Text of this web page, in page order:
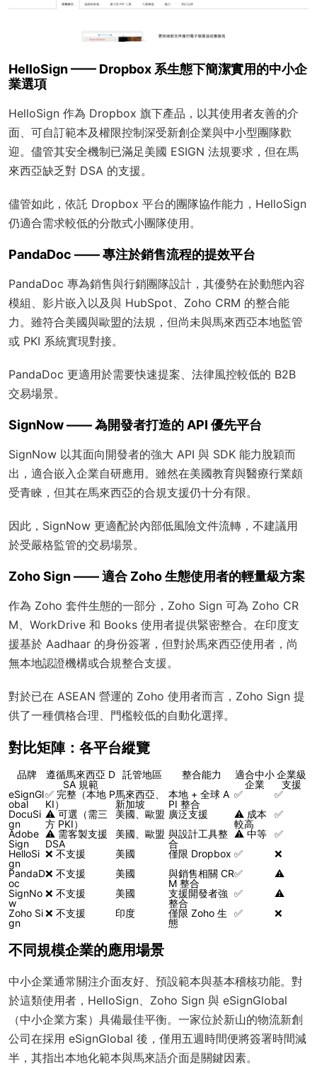
HelloSign —— Dropbox 系生態下簡潔實用的中小企
業選項
HelloSign 作為 Dropbox 旗下產品，以其使用者友善的介
面、可自訂範本及權限控制深受新創企業與中小型團隊歡
迎。儘管其安全機制已滿足美國 ESIGN 法規要求，但在馬
來西亞缺乏對 DSA 的支援。
儘管如此，依託 Dropbox 平台的團隊協作能力，HelloSign
仍適合需求較低的分散式小團隊使用。
PandaDoc —— 專注於銷售流程的提效平台
PandaDoc 專為銷售與行銷團隊設計，其優勢在於動態內容
模組、影片嵌入以及與 HubSpot、Zoho CRM 的整合能
力。雖符合美國與歐盟的法規，但尚未與馬來西亞本地監管
或 PKI 系統實現對接。
PandaDoc 更適用於需要快速提案、法律風控較低的 B2B
交易場景。
SignNow —— 為開發者打造的 API 優先平台
SignNow 以其面向開發者的強大 API 與 SDK 能力脫穎而
出，適合嵌入企業自研應用。雖然在美國教育與醫療行業頗
受青睞，但其在馬來西亞的合規支援仍十分有限。
因此，SignNow 更適配於內部低風險文件流轉，不建議用
於受嚴格監管的交易場景。
Zoho Sign —— 適合 Zoho 生態使用者的輕量級方案
作為 Zoho 套件生態的一部分，Zoho Sign 可為 Zoho CR
M、WorkDrive 和 Books 使用者提供緊密整合。在印度支
援基於 Aadhaar 的身份簽署，但對於馬來西亞使用者，尚
無本地認證機構或合規整合支援。
對於已在 ASEAN 營運的 Zoho 使用者而言，Zoho Sign 提
供了一種價格合理、門檻較低的自動化選擇。
對比矩陣：各平台縱覽
品牌
遵循馬來西亞 D
SA 規範
託管地區 整合能力
適合中小
企業
企業級
支援
eSignGl
obal
✅ 完整（本地 P
KI）
馬來西亞、
新加坡
本地 + 全球 A
PI 整合
✅
✅
DocuSi
gn
⚠ 可選（需三
方 PKI）
美國、歐盟 廣泛支援
⚠ 成本
較高
✅
Adobe
Sign
⚠ 需客製支援
DSA
美國、歐盟 與設計工具整
合
⚠ 中等
✅
HelloSi
gn
❌ 不支援 美國 僅限 Dropbox ✅
❌
PandaD
oc
❌ 不支援 美國
與銷售相關 CR
M 整合
✅
⚠
SignNo
w
❌ 不支援 美國
支援開發者強
整合
✅
⚠
Zoho Si
gn
❌ 不支援 印度
僅限 Zoho 生
態
✅ ❌
不同規模企業的應用場景
中小企業通常關注介面友好、預設範本與基本稽核功能。對
於這類使用者，HelloSign、Zoho Sign 與 eSignGlobal
（中小企業方案）具備最佳平衡。一家位於新山的物流新創
公司在採用 eSignGlobal 後，僅用五週時間便將簽署時間減
半，其指出本地化範本與馬來語介面是關鍵因素。